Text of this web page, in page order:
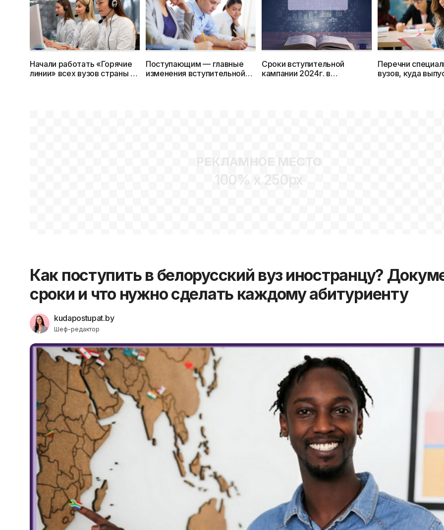
Начали работать «Горячие
линии» всех вузов страны —
Поступающим — главные
изменения вступительной
Сроки вступительной
кампании 2024г. в
Перечни
вузов, куда
РЕКЛАМНОЕ МЕСТО
100% x 250px
Как поступить в белорусский вуз иностранцу?
сроки и что нужно сделать каждому абитуриенту
kudapostupat.by
Шеф-редактор